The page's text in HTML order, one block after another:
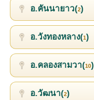
อ.คันนายาว(2)
อ.วังทองหลาง(1)
อ.คลองสามวา(10)
อ.วัฒนา(2)